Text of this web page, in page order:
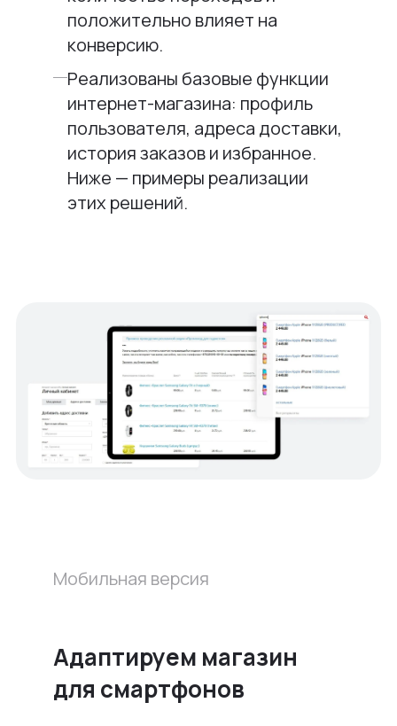
положительно влияет на
конверсию.
Реализованы базовые функции
интернет-магазина: профиль
пользователя, адреса доставки,
история заказов и избранное.
Ниже — примеры реализации
этих решений.
Мобильная версия
Адаптируем магазин
для смартфонов